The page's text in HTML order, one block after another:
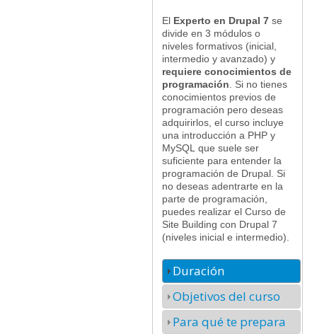
El Experto en Drupal 7 se
divide en 3 módulos o
niveles formativos (inicial,
intermedio y avanzado) y
requiere conocimientos de
programación . Si no tienes
conocimientos previos de
programación pero deseas
adquirirlos, el curso incluye
una introducción a PHP y
MySQL que suele ser
suficiente para entender la
programación de Drupal. Si
no deseas adentrarte en la
parte de programación,
puedes realizar el Curso de
Site Building con Drupal 7
(niveles inicial e intermedio).
Duración
Objetivos del curso
Para qué te prepara